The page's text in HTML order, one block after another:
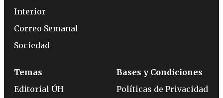
Interior
Correo Semanal
Sociedad
Temas
Editorial ÚH
Bases y Condiciones
Políticas de Privacidad